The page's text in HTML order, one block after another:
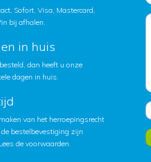
Sofort, Visa, Mastercard,
bij afhalen.
in huis
dan heeft u onze
dagen in huis.
van het herroepingsrecht
bestelbevestiging zijn
Lees de voorwaarden.